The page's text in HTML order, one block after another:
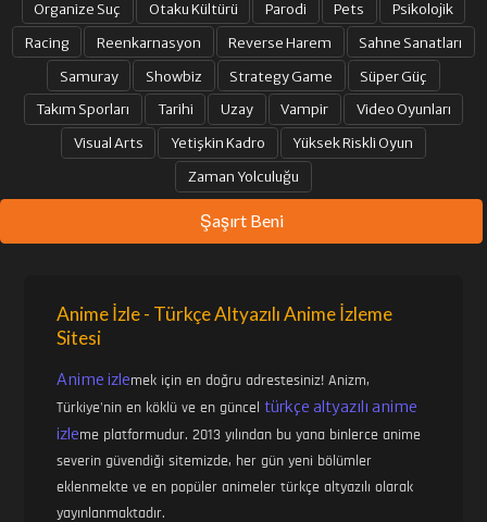
31. BÖLÜM 32. BÖLÜM
33. BÖLÜM 34. BÖLÜM
36. BÖLÜM
39. BÖLÜM
41. BÖLÜM
Organize Suç Otaku Kültürü Parodi Pets
Psikolojik
Racing
Reenkarnasyon Reverse Harem
Sahne Sanatları
Samuray
Showbiz Strategy Game
Süper Güç
Takım Sporları
Tarihi Uzay Vampir
Video Oyunları
Visual Arts
Yetişkin Kadro
Yüksek Riskli Oyun
Zaman Yolculuğu
Şaşırt Beni
Anime İzle - Türkçe Altyazılı Anime İzleme
Sitesi
Anime izlemek için en doğru adrestesiniz! Anizm,
Türkiye'nin en köklü ve en günceltürkçe altyazılı anime
izleme platformudur. 2013 yılından bu yana binlerce anime
severin güvendiği sitemizde, her gün yeni bölümler
eklenmekte ve en popüler animeler türkçe altyazılı olarak
yayınlanmaktadır.